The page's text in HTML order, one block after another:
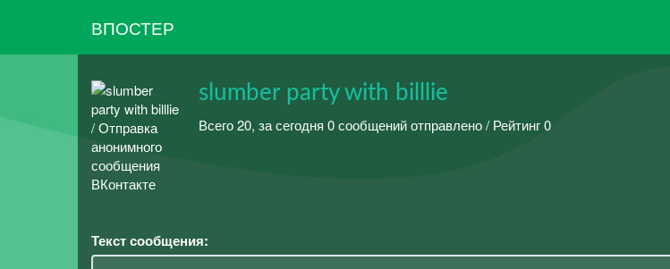
ВПОСТЕР
slumber party with billlie
Всего 20, за сегодня 0 сообщений отправлено / Рейтинг 0
Текст сообщения: